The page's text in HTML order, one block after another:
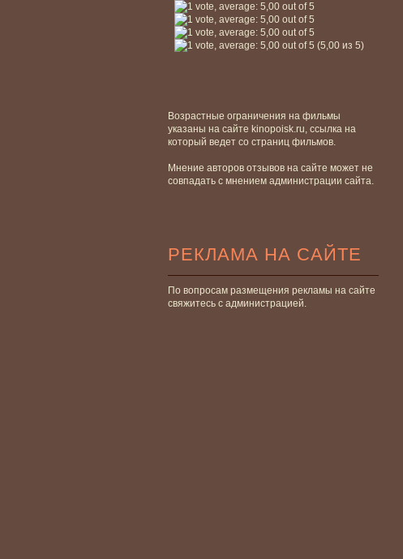
(5,00 из 5)
Возрастные ограничения на фильмы
указаны на сайте kinopoisk.ru, ссылка на
который ведет со страниц фильмов.
Мнение авторов отзывов на сайте может не
совпадать с мнением администрации сайта.
РЕКЛАМА НА САЙТЕ
По вопросам размещения рекламы на сайте
свяжитесь с администрацией.